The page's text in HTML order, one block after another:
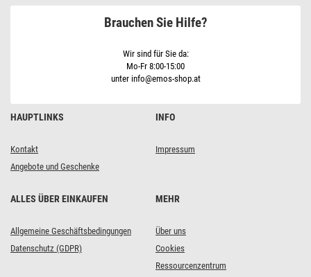
HAUPTLINKS
Kontakt
Angebote und Geschenke
INFO
Impressum
ALLES ÜBER EINKAUFEN
Allgemeine Geschäftsbedingungen
Datenschutz (GDPR)
MEHR
Über uns
Cookies
Ressourcenzentrum
Brauchen Sie Hilfe?
Wir sind für Sie da:
Mo-Fr 8:00-15:00
unter info@emos-shop.at